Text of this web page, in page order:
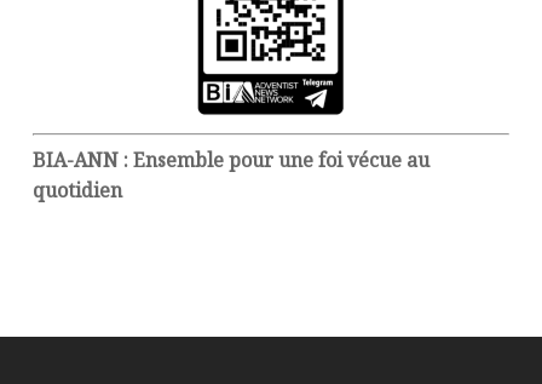
BIA-ANN : Ensemble pour une foi vécue au
quotidien